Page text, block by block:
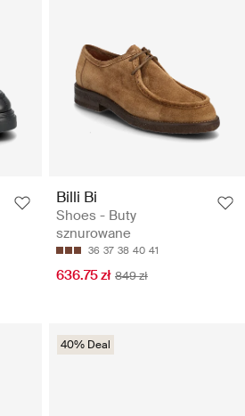
Billi Bi
Shoes - Buty
sznurowane
36 37 38 40 41
636.75 zł 849 zł
40% Deal